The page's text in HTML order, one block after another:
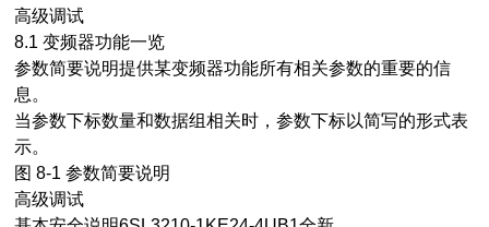
高级调试
8.1 变频器功能一览
参数简要说明提供某变频器功能所有相关参数的重要的信
息。
当参数下标数量和数据组相关时，参数下标以简写的形式表
示。
图 8-1 参数简要说明
高级调试